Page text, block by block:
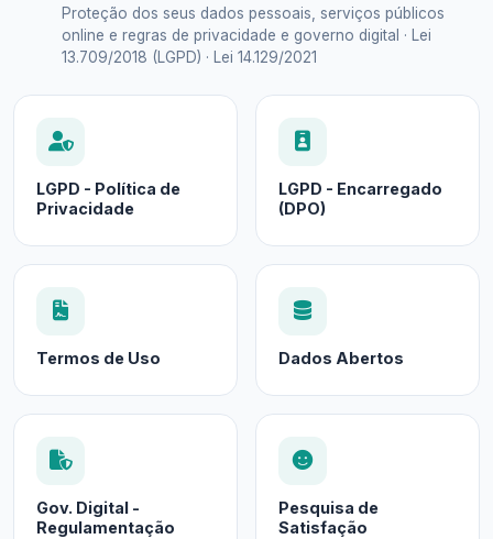
Proteção dos seus dados pessoais, serviços públicos
online e regras de privacidade e governo digital · Lei
13.709/2018 (LGPD) · Lei 14.129/2021
LGPD - Política de
Privacidade
LGPD - Encarregado
(DPO)
Termos de Uso Dados Abertos
Gov. Digital -
Regulamentação
Pesquisa de
Satisfação